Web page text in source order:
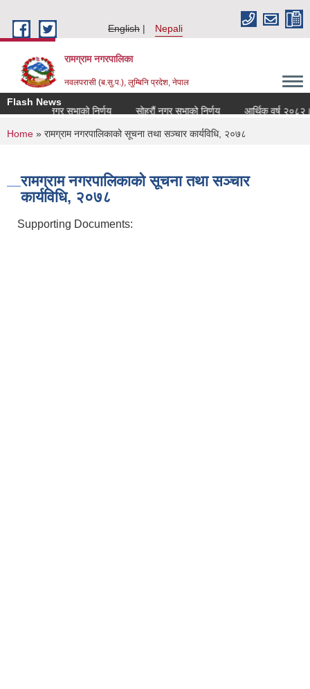
English
Nepali
रामग्राम नगरपालिका
नवलपरासी (ब.सु.प.), लुम्बिनि प्रदेश, नेपाल
Flash News
सत्रौं नगर सभाको निर्णय
सोह्रौं नगर सभाको निर्णय आर्थिक वर्ष
You are here
Home » रामग्राम नगरपालिकाको सूचना तथा सञ्चार कार्यविधि, २०७८
रामग्राम नगरपालिकाको सूचना तथा सञ्चार
कार्यविधि, २०७८
Supporting Documents: